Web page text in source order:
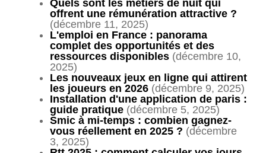
Quels sont les métiers de nuit qui
offrent une rémunération attractive ?
(décembre 11, 2025)
L'emploi en France : panorama
complet des opportunités et des
ressources disponibles (décembre 10,
2025)
Les nouveaux jeux en ligne qui attirent
les joueurs en 2026 (décembre 9, 2025)
Installation d'une application de paris :
guide pratique (décembre 5, 2025)
Smic à mi-temps : combien gagnez-
vous réellement en 2025 ? (décembre
3, 2025)